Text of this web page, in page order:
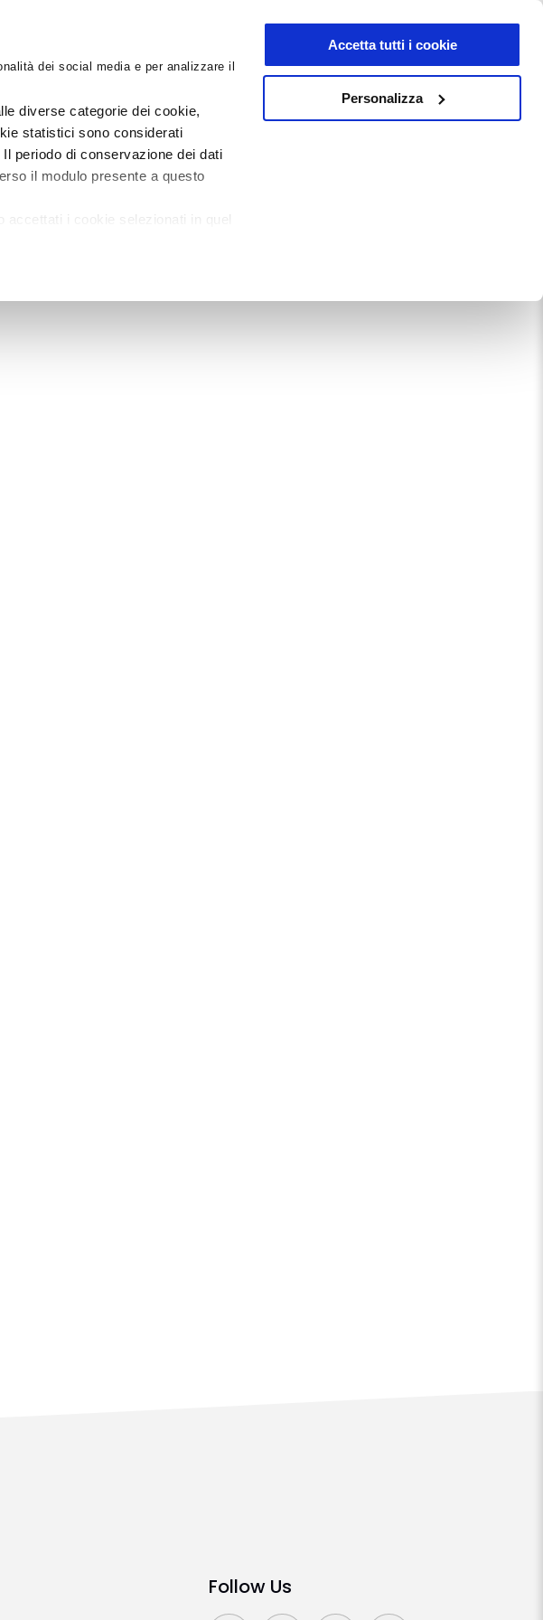
dei social media e per analizzare il
diverse categorie dei cookie,
statistici sono considerati
periodo di conservazione dei dati
il modulo presente a questo
accettati i cookie selezionati in quel
Accetta tutti i cookie
Personalizza
NEWSLETTER
DOCUMENTI 0 0
Follow Us